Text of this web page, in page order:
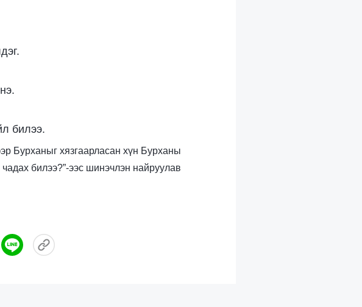
билээ.
Бурханыг хязгаарласан хүн Бурханы
билээ?”-ээс шинэчлэн найруулав